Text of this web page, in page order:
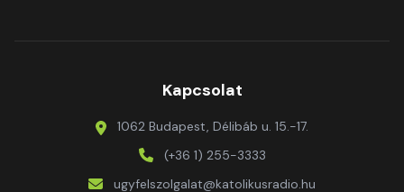
Kapcsolat
1062 Budapest, Délibáb u. 15.-17.
(+36 1) 255-3333
ugyfelszolgalat@katolikusradio.hu